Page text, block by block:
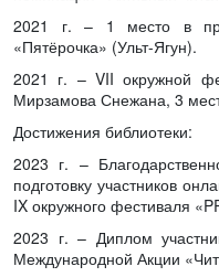
2021 г. – 1 место в
«Пятёрочка» (Ульт-Ягун).
2021 г. – VII окружной
Мирзамова Снежана, 3
Достижения библиотеки:
2023 г. –
подготовку участников
IX окружного фестиваля
2023 г. – Диплом
Международной Акции